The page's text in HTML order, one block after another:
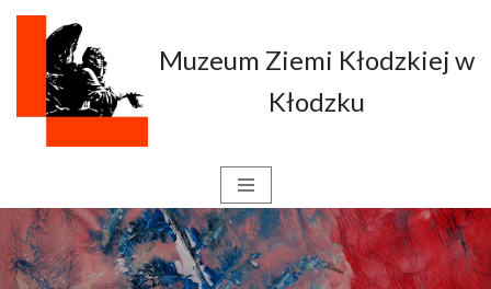
Przejdź
treści
Muzeum Ziemi Kłodzkiej w
Kłodzku